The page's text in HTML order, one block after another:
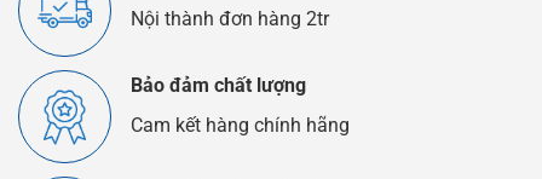
Nội thành đơn hàng 2tr
Bảo đảm chất lượng
Cam kết hàng chính hãng